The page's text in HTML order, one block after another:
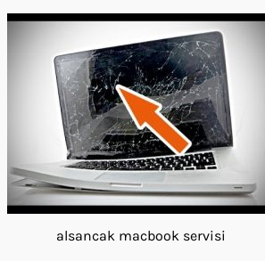
alsancak macbook servisi